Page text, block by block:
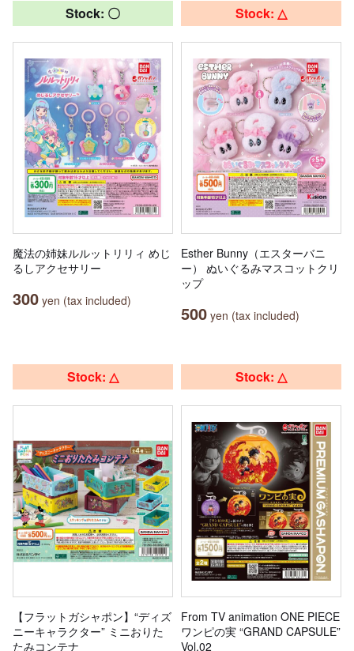
Stock: 〇
魔法の姉妹ルルットリリィ めじ
るしアクセサリー
300 yen (tax included)
Stock: △
Esther Bunny（エスターバニ
ー） ぬいぐるみマスコットクリ
ップ
500 yen (tax included)
Stock: △
【フラットガシャポン】“ディズ
ニーキャラクター” ミニおりた
たみコンテナ
Stock: △
From TV animation ONE PIECE
ワンピの実 “GRAND CAPSULE”
Vol.02